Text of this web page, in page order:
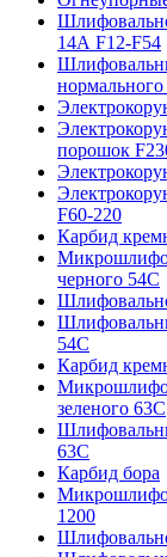
14А F12-F54
порошок
F60-220
Карбид
черного 54С
54С
Карбид
зеленого 63С
63С
Карбид бора
1200